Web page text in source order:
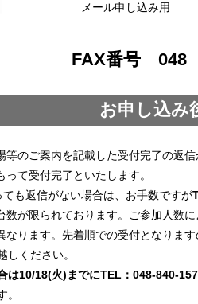
メール申し込み用
FAX番号 048
お申し込み
等のご案内を記載した受付完了の返信
って受付完了といたします。
ても返信がない場合は、お手数ですが
が限られております。ご参加人数に
ります。先着順での受付となります
しください。
は10/18(火)までにTEL：048-840-
。